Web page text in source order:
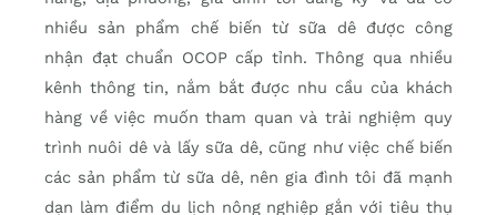
nhiều sản phẩm chế biến từ sữa dê được công
nhận đạt chuẩn OCOP cấp tỉnh. Thông qua nhiều
kênh thông tin, nắm bắt được nhu cầu của khách
hàng về việc muốn tham quan và trải nghiệm quy
trình nuôi dê và lấy sữa dê, cũng như việc chế biến
các sản phẩm từ sữa dê, nên gia đình tôi đã mạnh
dạn làm điểm du lịch nông nghiệp gắn với tiêu thụ